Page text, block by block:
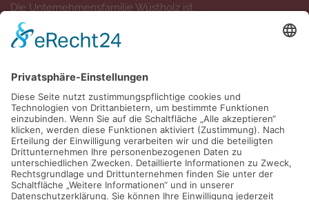
Die Unternehmensfamilie Wüstholz ist
Social Media - Kanäle
Folgt uns auf unseren Social Media-Kanälen für aktuelle
Informationen, Bilder und Videos.